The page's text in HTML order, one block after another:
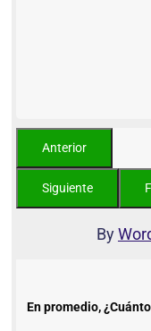
By
En promedio,